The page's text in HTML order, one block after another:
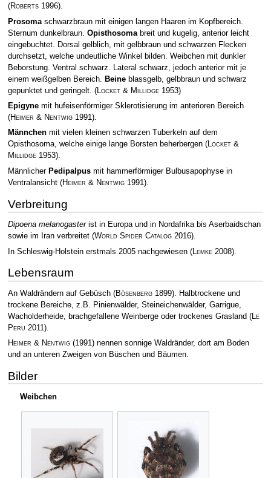
(Roberts1996).
Prosomaschwarzbraun mit einigen langen Haaren im Kopfbereich.
Sternum dunkelbraun. Opisthosomabreit und kugelig, anterior leicht
eingebuchtet. Dorsal gelblich, mit gelbbraun und schwarzen Flecken
durchsetzt, welche undeutliche Winkel bilden. Weibchen mit dunkler
Beborstung. Ventral schwarz. Lateral schwarz, jedoch anterior mit je
einem weißgelben Bereich.
Beineblassgelb, gelbbraun und schwarz
gepunktet und geringelt. (Locket & Millidge1953)
Epigynemit hufeisenförmiger Sklerotisierung im anterioren Bereich
(Heimer & Nentwig1991).
Männchenmit vielen kleinen schwarzen Tuberkeln auf dem
Opisthosoma, welche einige lange Borsten beherbergen (Locket &
Millidge1953).
Männlicher Pedipalpusmit hammerförmiger Bulbusapophyse in
Ventralansicht (Heimer & Nentwig1991).
Verbreitung
Dipoena melanogasterist in Europa und in Nordafrika bis Aserbaidschan
sowie im Iran verbreitet (World Spider Catalog2016).
In Schleswig-Holstein erstmals 2005 nachgewiesen (Lemke2008).
Lebensraum
An Waldrändern auf Gebüsch (Bösenberg1899). Halbtrockene und
trockene Bereiche, z.B. Pinienwälder, Steineichenwälder, Garrigue,
Wacholderheide, brachgefallene Weinberge oder trockenes Grasland (Le
Peru 2011).
Heimer & Nentwig(1991) nennen sonnige Waldränder, dort am Boden
und an unteren Zweigen von Büschen und Bäumen.
Bilder
Weibchen